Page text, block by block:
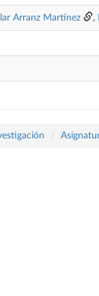
Arranz Martínez ,